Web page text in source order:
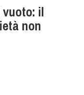
vuoto: il
non